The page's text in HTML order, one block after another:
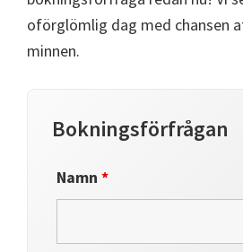
oförglömlig dag med chansen
minnen.
Bokningsförfrågan
Namn*